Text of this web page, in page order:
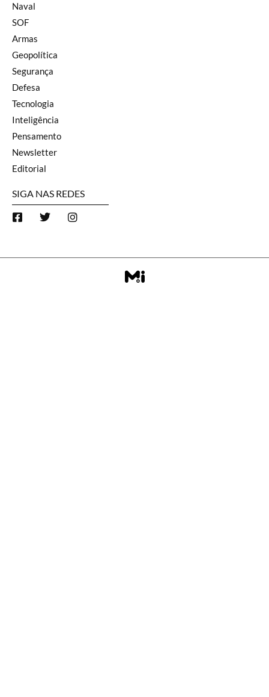
Naval
SOF
Armas
Geopolítica
Segurança
Defesa
Tecnologia
Inteligência
Pensamento
Newsletter
Editorial
SIGA NAS REDES